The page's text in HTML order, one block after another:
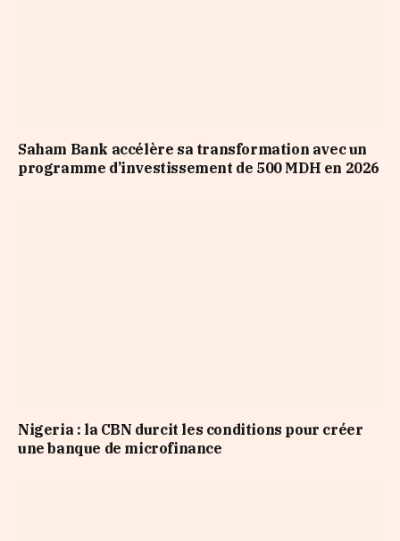
Saham Bank accélère sa transformation avec un
programme d’investissement de 500 MDH en 2026
Nigeria : la CBN durcit les conditions pour créer
une banque de microfinance